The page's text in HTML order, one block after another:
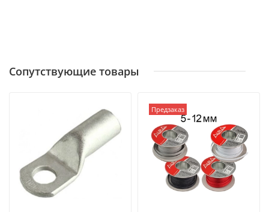
Сопутствующие товары
Предзаказ